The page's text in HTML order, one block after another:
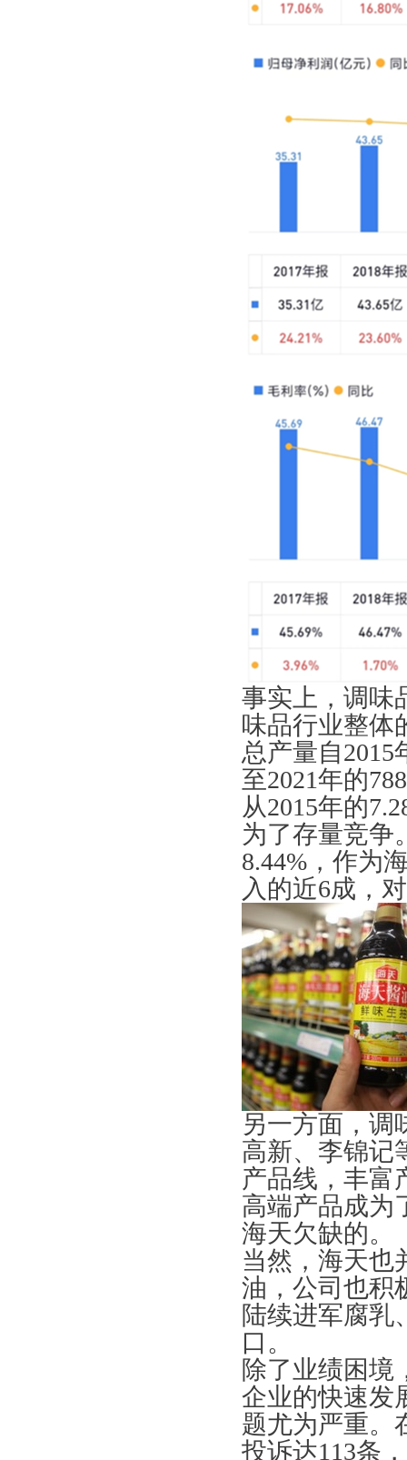
事实上，调味
味品行业整体
总产量自2015
至2021年的
从2015年的
为了存量竞争
8.44%，作为
入的近6成，
另一方面，调
高新、李锦记
产品线，丰富
高端产品成为
海天欠缺的。
当然，海天也
油，公司也积
陆续进军腐乳
口。
除了业绩困境
企业的快速发
题尤为严重。
投诉达113条